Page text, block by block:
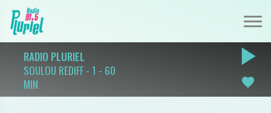
RADIO PLURIEL
SOULOU REDIFF - 1 - 60
MIN
play_arrow
favorite